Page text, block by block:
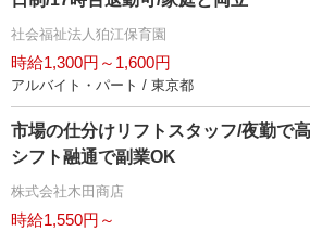
社会福祉法人狛江保育園
時給1,300円～1,600円
アルバイト・パート / 東京都
市場の仕分けリフトスタッフ/夜勤で
シフト融通で副業OK
株式会社木田商店
時給1,550円～